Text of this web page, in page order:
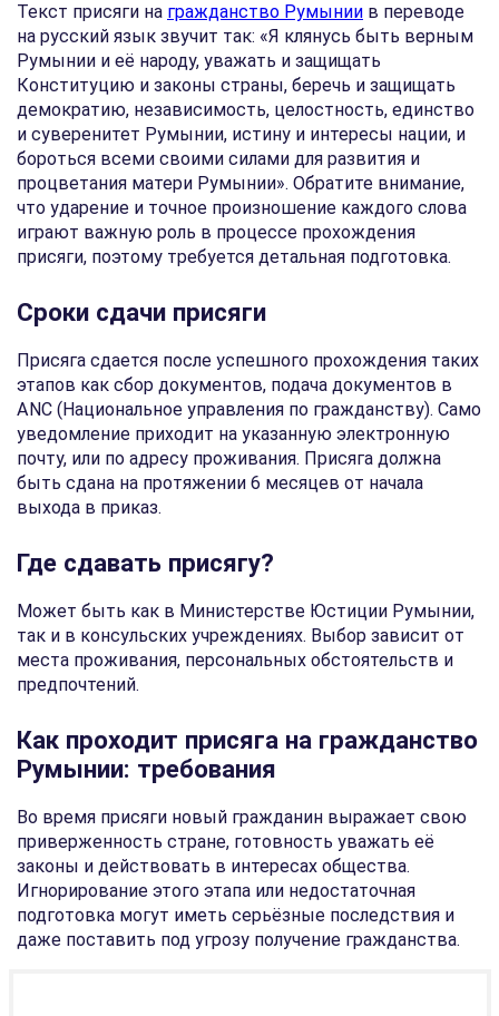
Текст присяги на гражданство Румынии в переводе
на русский язык звучит так: «Я клянусь быть верным
Румынии и её народу, уважать и защищать
Конституцию и законы страны, беречь и защищать
демократию, независимость, целостность, единство
и суверенитет Румынии, истину и интересы нации, и
бороться всеми своими силами для развития и
процветания матери Румынии». Обратите внимание,
что ударение и точное произношение каждого слова
играют важную роль в процессе прохождения
присяги, поэтому требуется детальная подготовка.
Сроки сдачи присяги
Присяга сдается после успешного прохождения таких
этапов как сбор документов, подача документов в
ANC (Национальное управления по гражданству). Само
уведомление приходит на указанную электронную
почту, или по адресу проживания. Присяга должна
быть сдана на протяжении 6 месяцев от начала
выхода в приказ.
Где сдавать присягу?
Может быть как в Министерстве Юстиции Румынии,
так и в консульских учреждениях. Выбор зависит от
места проживания, персональных обстоятельств и
предпочтений.
Как проходит присяга на гражданство
Румынии: требования
Во время присяги новый гражданин выражает свою
приверженность стране, готовность уважать её
законы и действовать в интересах общества.
Игнорирование этого этапа или недостаточная
подготовка могут иметь серьёзные последствия и
даже поставить под угрозу получение гражданства.